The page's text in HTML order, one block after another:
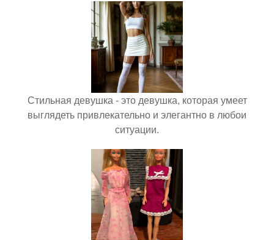
Стильная девушка - это девушка, которая умеет
выглядеть привлекательно и элегантно в любои
ситуации.